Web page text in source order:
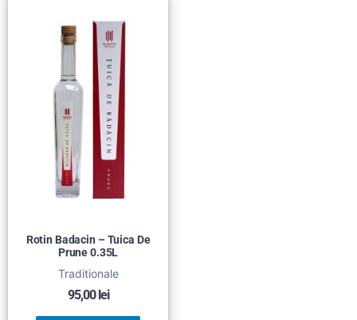
Rotin Badacin – Tuica De
Prune 0.35L
Traditionale
95,00lei